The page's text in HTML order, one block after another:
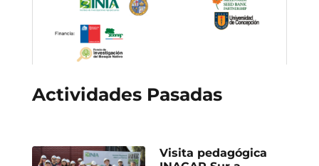
Actividades Pasadas
Visita pedagógica